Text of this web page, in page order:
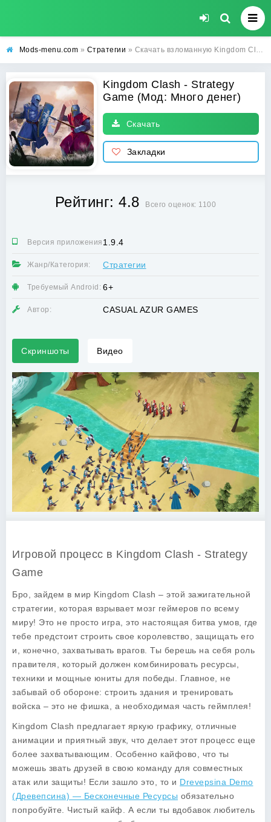
Mods-menu.com » Стратегии » Скачать взломанную Kingdom Clash - Strategy Game на андроид (Много денег)
Kingdom Clash - Strategy
Game (Мод: Много денег)
Скачать
Закладки
Рейтинг: 4.8 Всего оценок: 1100
Версия приложения:1.9.4
Жанр/Категория: Стратегии
Требуемый Android: 6+
Автор: CASUAL AZUR GAMES
Скриншоты Видео
Игровой процесс в Kingdom Clash - Strategy
Game
Бро, зайдем в мир Kingdom Clash – этой зажигательной
стратегии, которая взрывает мозг геймеров по всему
миру! Это не просто игра, это настоящая битва умов, где
тебе предстоит строить свое королевство, защищать его
и, конечно, захватывать врагов. Ты берешь на себя роль
правителя, который должен комбинировать ресурсы,
техники и мощные юниты для победы. Главное, не
забывай об обороне: строить здания и тренировать
войска – это не фишка, а необходимая часть геймплея!
Kingdom Clash предлагает яркую графику, отличные
анимации и приятный звук, что делает этот процесс еще
более захватывающим. Особенно кайфово, что ты
можешь звать друзей в свою команду для совместных
атак или защиты! Если зашло это, то и Drevepsina Demo
(Древепсина) — Бесконечные Ресурсы обязательно
попробуйте. Чистый кайф. А если ты вдобавок любитель